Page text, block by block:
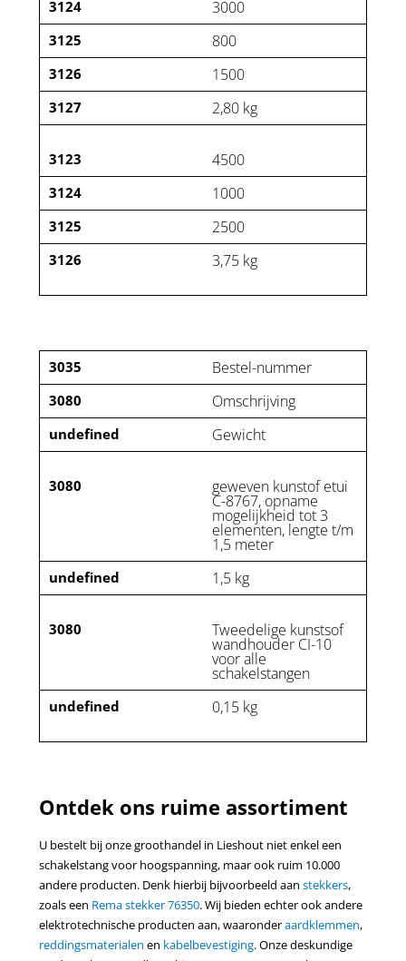
3124 3000
3125 800
3126 1500
3127 2,80 kg
3123 4500
3124 1000
3125 2500
3126 3,75 kg
3035 Bestel-nummer
3080 Omschrijving
undefined Gewicht
3080 geweven kunstof etui
C-8767, opname
mogelijkheid tot 3
elementen, lengte t/m
1,5 meter
undefined 1,5 kg
3080 Tweedelige kunstsof
wandhouder CI-10
voor alle
schakelstangen
undefined 0,15 kg
Ontdek ons ruime assortiment
U bestelt bij onze groothandel in Lieshout niet enkel een
schakelstang voor hoogspanning, maar ook ruim 10.000
andere producten. Denk hierbij bijvoorbeeld aan stekkers,
zoals een Rema stekker 76350. Wij bieden echter ook andere
elektrotechnische producten aan, waaronderaardklemmen,
reddingsmaterialen en kabelbevestiging. Onze deskundige